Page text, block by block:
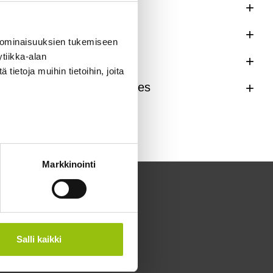
tukemiseen
alan
tietoja muihin tietoihin, joita
Markkinointi
Salli kaikki
Muu koulutus
Open university studies